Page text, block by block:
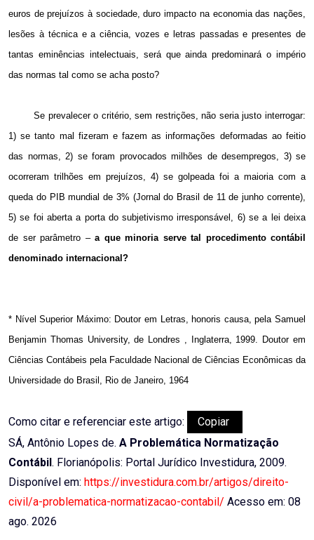
euros de prejuízos à sociedade, duro impacto na economia das nações,
lesões à técnica e a ciência, vozes e letras passadas e presentes de
tantas eminências intelectuais, será que ainda predominará o império
das normas tal como se acha posto?
Se prevalecer o critério, sem restrições, não seria justo interrogar:
1) se tanto mal fizeram e fazem as informações deformadas ao feitio
das normas, 2) se foram provocados milhões de desempregos, 3) se
ocorreram trilhões em prejuízos, 4) se golpeada foi a maioria com a
queda do PIB mundial de 3% (Jornal do Brasil de 11 de junho corrente),
5) se foi aberta a porta do subjetivismo irresponsável, 6) se a lei deixa
de ser parâmetro – a que minoria serve tal procedimento contábil
denominado internacional?
* Nível Superior Máximo: Doutor em Letras, honoris causa, pela Samuel
Benjamin Thomas University, de Londres , Inglaterra, 1999. Doutor em
Ciências Contábeis pela Faculdade Nacional de Ciências Econômicas da
Universidade do Brasil, Rio de Janeiro, 1964
Como citar e referenciar este artigo:
Copiar
SÁ, Antônio Lopes de. A Problemática Normatização
Contábil . Florianópolis: Portal Jurídico Investidura, 2009.
Disponível em: https://investidura.com.br/artigos/direito-
civil/a-problematica-normatizacao-contabil/ Acesso em: 08
ago. 2026